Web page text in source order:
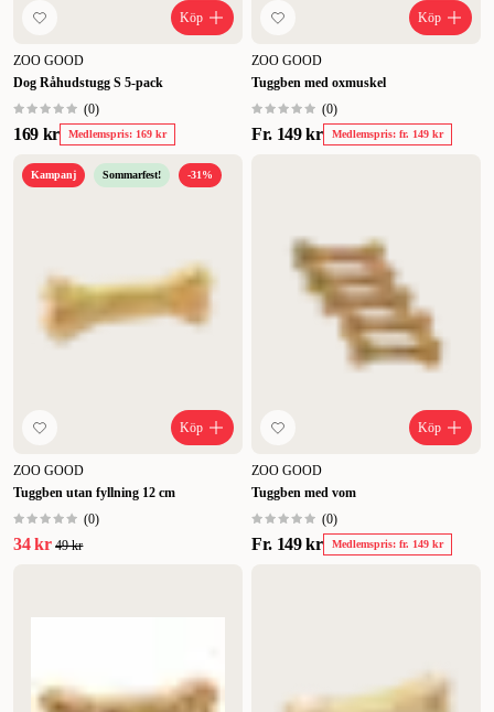
Köp
ZOO GOOD
Dog Råhudstugg S 5-pack
(0)
169 kr Medlemspris: 169 kr
Köp
ZOO GOOD
Tuggben med oxmuskel
(0)
Fr. 149 kr Medlemspris: fr. 149 kr
Kampanj Sommarfest! -31%
Köp
ZOO GOOD
Tuggben utan fyllning 12 cm
(0)
34 kr 49 kr
Köp
ZOO GOOD
Tuggben med vom
(0)
Fr. 149 kr Medlemspris: fr. 149 kr